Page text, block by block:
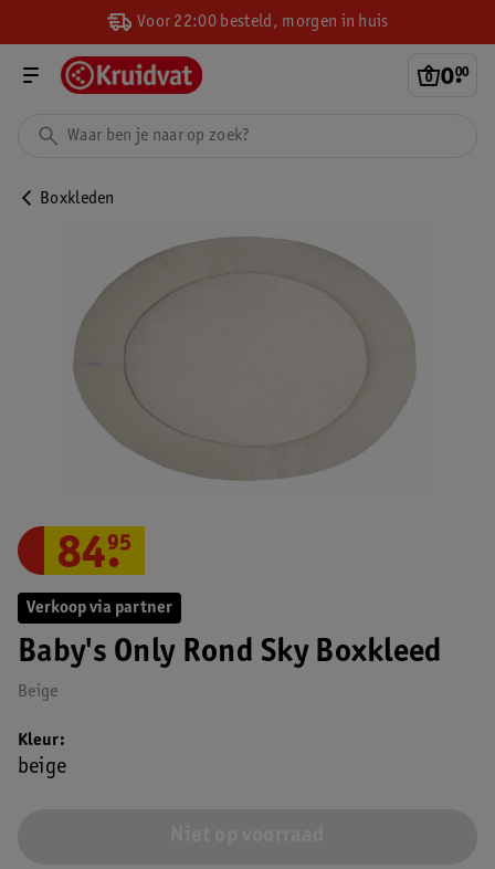
Voor 22:00 besteld, morgen in huis
0.
00
Boxkleden
Verkoop via partner
Baby's Only Rond Sky Boxkleed
Beige
84.
95
Kleur
beige